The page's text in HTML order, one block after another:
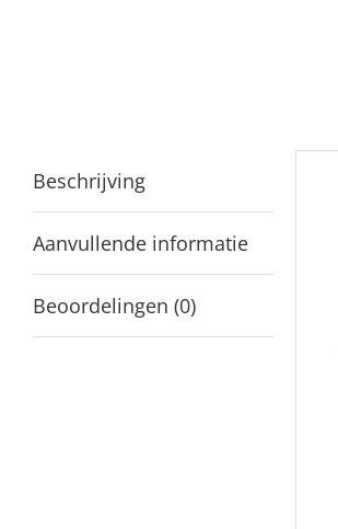
Beschrijving
Aanvullende informatie
Beoordelingen (0)